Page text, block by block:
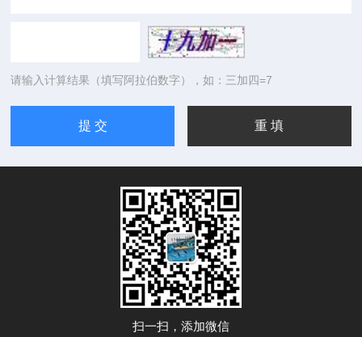
请输入计算结果（填写阿拉伯数字），如：三加四=7
扫一扫，添加微信